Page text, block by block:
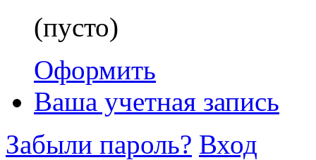
(пусто)
Оформить
Ваша учетная запись
Забыли пароль? Вход